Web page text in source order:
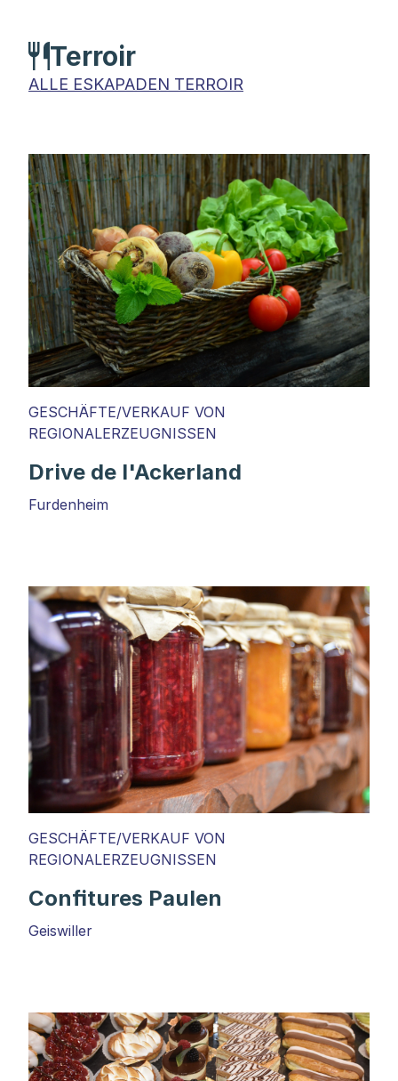
Terroir
ALLE ESKAPADEN TERROIR
GESCHÄFTE/VERKAUF VON
REGIONALERZEUGNISSEN
Drive de l'Ackerland
Furdenheim
GESCHÄFTE/VERKAUF VON
REGIONALERZEUGNISSEN
Confitures Paulen
Geiswiller